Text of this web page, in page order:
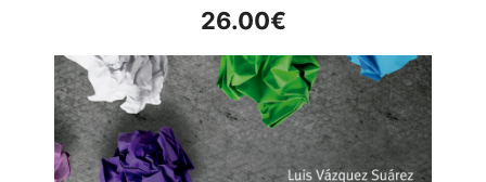
26.00€